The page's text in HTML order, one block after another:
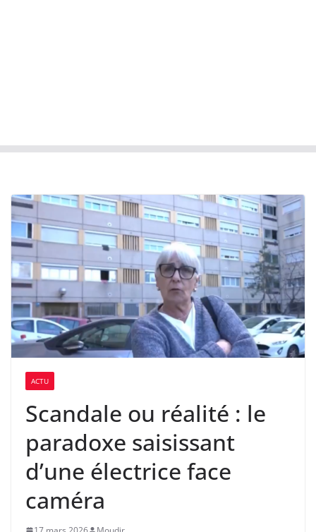
ACTU
Scandale ou réalité : le
paradoxe saisissant
d’une électrice face
caméra